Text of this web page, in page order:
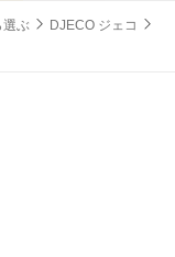
選ぶ
DJECO ジェコ